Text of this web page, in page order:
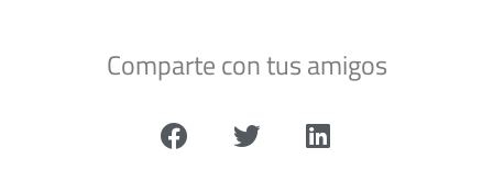
Comparte con tus amigos